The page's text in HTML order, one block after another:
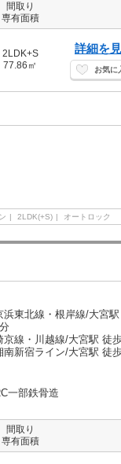
間取り
専有面積
2LDK+S
77.86㎡
詳細を
お気に
2LDK(+S) オートロック
浜東北線・根岸線/大宮
京線・川越線/大宮駅 徒
南新宿ライン/大宮駅 徒
一部鉄骨造
間取り
専有面積